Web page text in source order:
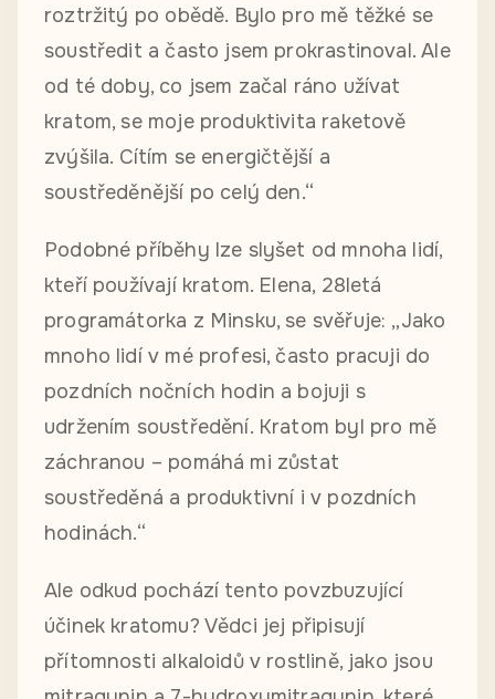
roztržitý po obědě. Bylo pro mě těžké se
soustředit a často jsem prokrastinoval. Ale
od té doby, co jsem začal ráno užívat
kratom, se moje produktivita raketově
zvýšila. Cítím se energičtější a
soustředěnější po celý den.“
Podobné příběhy lze slyšet od mnoha lidí,
kteří používají kratom. Elena, 28letá
programátorka z Minsku, se svěřuje: „Jako
mnoho lidí v mé profesi, často pracuji do
pozdních nočních hodin a bojuji s
udržením soustředění. Kratom byl pro mě
záchranou – pomáhá mi zůstat
soustředěná a produktivní i v pozdních
hodinách.“
Ale odkud pochází tento povzbuzující
účinek kratomu? Vědci jej připisují
přítomnosti alkaloidů v rostlině, jako jsou